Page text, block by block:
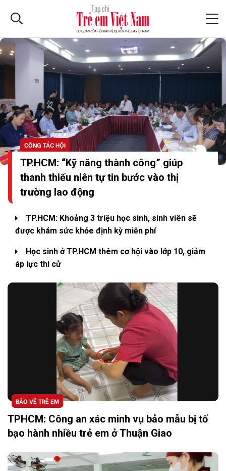
CÔNG TÁC HỘI
TP.HCM: “Kỹ năng thành công” giúp
thanh thiếu niên tự tin bước vào thị
trường lao động
TP.HCM: Khoảng 3 triệu học sinh, sinh viên sẽ
được khám sức khỏe định kỳ miễn phí
Học sinh ở TP.HCM thêm cơ hội vào lớp 10, giảm
áp lực thi cử
BẢO VỆ TRẺ EM
TPHCM: Công an xác minh vụ bảo mẫu bị tố
bạo hành nhiều trẻ em ở Thuận Giao